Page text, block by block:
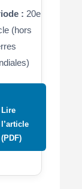
: 20e
(hors
Lire
l’article
(PDF)